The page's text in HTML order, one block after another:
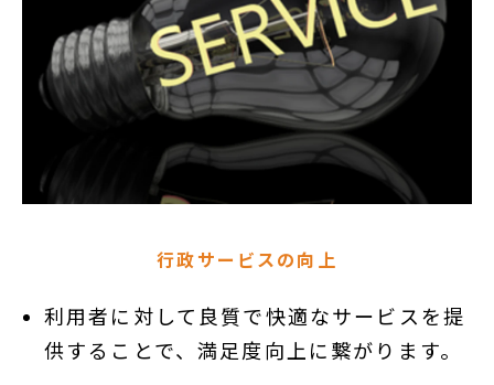
行政サービスの向上
利用者に対して良質で快適なサービスを提
供することで、満足度向上に繋がります。